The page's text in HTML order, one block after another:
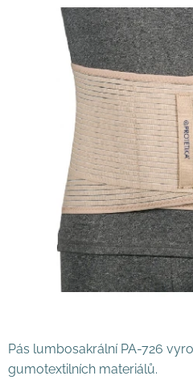
Pás lumbosakrální PA-726
gumotextilních materiálů.